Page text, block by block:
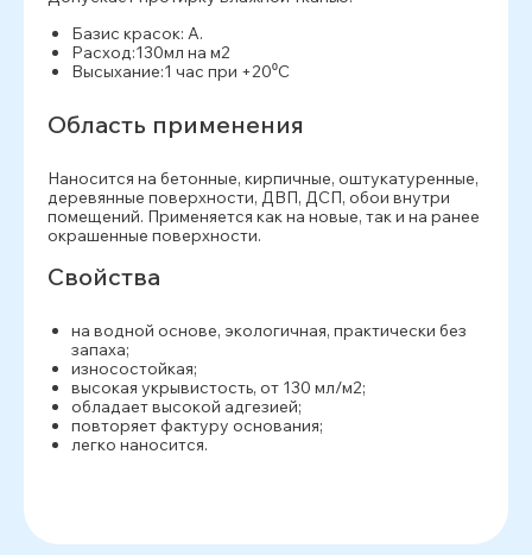
Базис красок: А.
Расход:130мл на м2
Высыхание:1 час при +20⁰С
Область применения
Наносится на бетонные, кирпичные, оштукатуренные,
деревянные поверхности, ДВП, ДСП, обои внутри
помещений. Применяется как на новые, так и на ранее
окрашенные поверхности.
Свойства
на водной основе, экологичная, практически без
запаха;
износостойкая;
высокая укрывистость, от 130 мл/м2;
обладает высокой адгезией;
повторяет фактуру основания;
легко наносится.